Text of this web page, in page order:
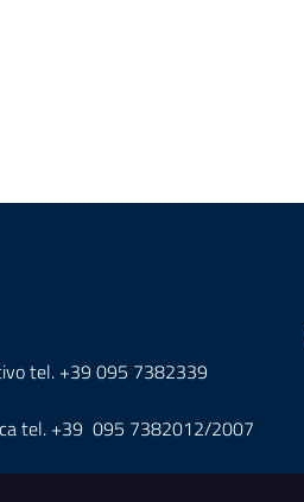
tel. +39 095 7382339
tel. +39 095 7382012/2007